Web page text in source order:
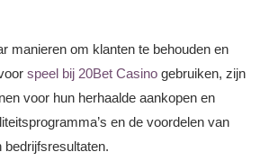
manieren om klanten te behouden en
speel bij 20Bet Casino gebruiken, zijn
voor hun herhaalde aankopen en
en de voordelen van